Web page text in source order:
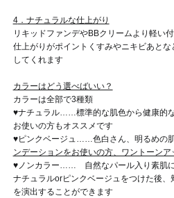
4．ナチュラルな仕上がり
リキッドファンデやBBクリームより軽い
仕上がりがポイント くすみやニキビあとな
してくれます
カラーはどう選べばいい？
カラーは全部で3種類
♥ナチュラル……標準的な肌色から健康的
お使いの方もオススメです
♥ピンクベージュ……色白さん、明るめの
ンデーションをお使いの方、ワントーン
♥ノンカラー…… 自然なパール入り 素肌
ナチュラルorピンクベージュをつけた後
を演出することができます